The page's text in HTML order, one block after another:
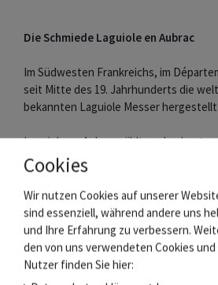
Die Schmiede Laguiole en Aubrac
Im Südwesten Frankreichs, im
seit Mitte des 19. Jahrhunderts die
bekannten Laguiole Messer hergestellt.
Laguiole en Aubrac zählt zu den
Region, die sich besonders durch
Tradition auszeichnen.
Messer und Griffschalen werden aus
Handarbeit gefertigt. Die Klingen ziert
Stierkopf.
Die bis zu 216 Arbeitsschritte bei der
jeweils nur von einem Schmied
Cookies
Wir nutzen Cookies auf unserer
sind essenziell, während andere uns
und Ihre Erfahrung zu verbessern.
den von uns verwendeten Cookies
Nutzer finden Sie hier: